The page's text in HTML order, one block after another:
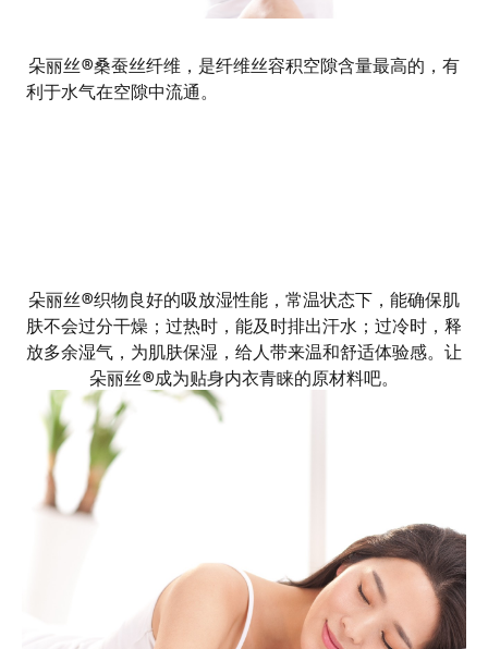
朵丽丝®桑蚕丝纤维，是纤维丝容积空隙含量最高的，有
利于水气在空隙中流通。
朵丽丝®织物良好的吸放湿性能，常温状态下，能确保肌
肤不会过分干燥；过热时，能及时排出汗水；过冷时，释
放多余湿气，为肌肤保湿，给人带来温和舒适体验感。让
朵丽丝®成为贴身内衣青睐的原材料吧。